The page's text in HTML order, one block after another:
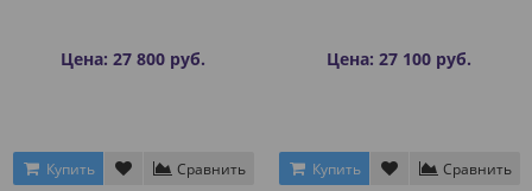
Цена: 27 800 руб.
Купить Сравнить
Цена: 27 100 руб.
Купить Сравнить